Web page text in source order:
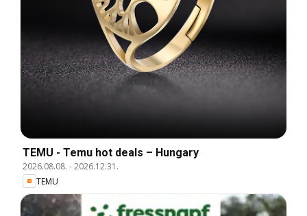
TEMU - Temu hot deals – Hungary
2026.08.08. -2026.12.31.
TEMU